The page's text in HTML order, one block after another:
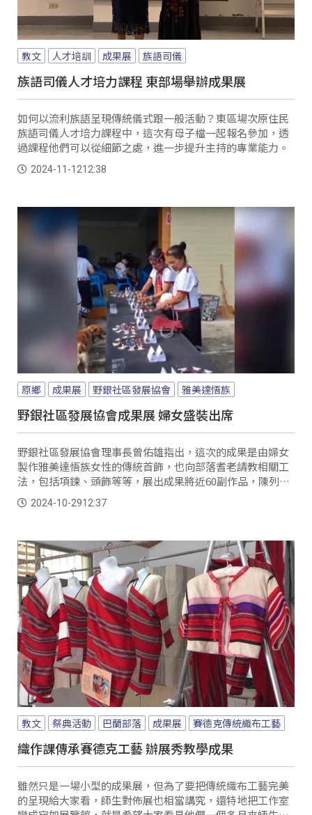
教文 人才培訓 成果展 族語司儀
族語司儀人才培力課程 東部場舉辦成果展
如何以流利族語呈現傳統儀式跟一般活動？東區場次原住民
族語司儀人才培力課程中，這次有母子檔一起報名參加，透
過課程他們可以從細節之處，進一步提升主持的專業能力。
2024-11-1212:38
原鄉 成果展 野銀社區發展協會 雅美達悟族
野銀社區發展協會成果展 婦女盛裝出席
野銀社區發展協會理事長曾佑雄指出，這次的成果是由婦女
製作雅美達悟族女性的傳統首飾，也向部落耆老請教相關工
法，包括項鍊、頭飾等等，展出成果將近60副作品，陳列出
來相當美麗。而理事長也透露，目前正在討論下一年度規
劃，希望能以「小米收穫祭」為主題。
2024-10-2912:37
教文 祭典活動 巴蘭部落 成果展 賽德克傳統織布工藝
織作課傳承賽德克工藝 辦展秀教學成果
雖然只是一場小型的成果展，但為了要把傳統織布工藝完美
的呈現給大家看，師生對佈展也相當講究，還特地把工作室